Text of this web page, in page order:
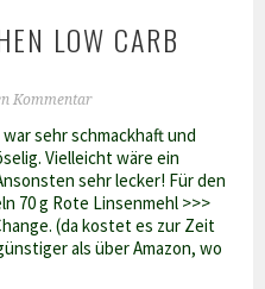
LOW CARB
Kommentar
sehr schmackhaft und
Vielleicht wäre ein
sehr lecker! Für den
70 g Rote Linsenmehl >>>
(da kostet es zur Zeit
als über Amazon, wo